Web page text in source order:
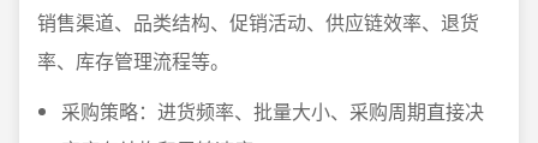
销售渠道、品类结构、促销活动、供应链效率、退货
率、库存管理流程等。
采购策略：进货频率、批量大小、采购周期直接决